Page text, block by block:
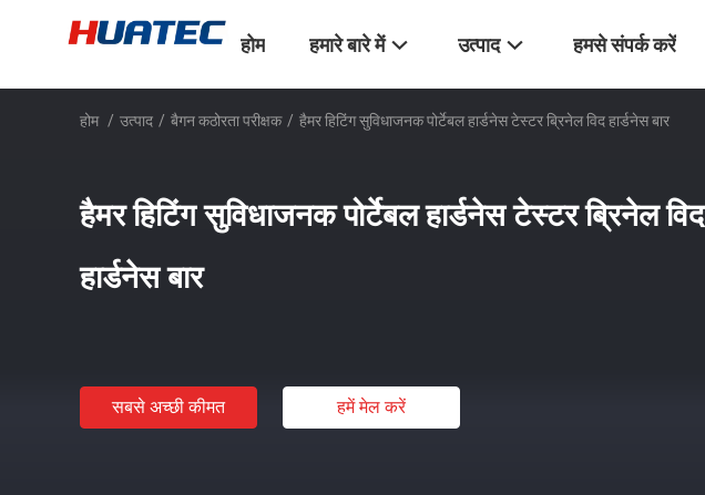
होम हमारे बारे में उत्पाद हमसे संपर्क करें
होम / उत्पाद / बैगन कठोरता परीक्षक / हैमर हिटिंग सुविधाजनक पोर्टेबल हार्डनेस टेस्टर ब्रिनेल विद हार्डनेस बार
हैमर हिटिंग सुविधाजनक पोर्टेबल हार्डनेस टेस्टर ब्रिनेल विद
हार्डनेस बार
सबसे अच्छी कीमत हमें मेल करें